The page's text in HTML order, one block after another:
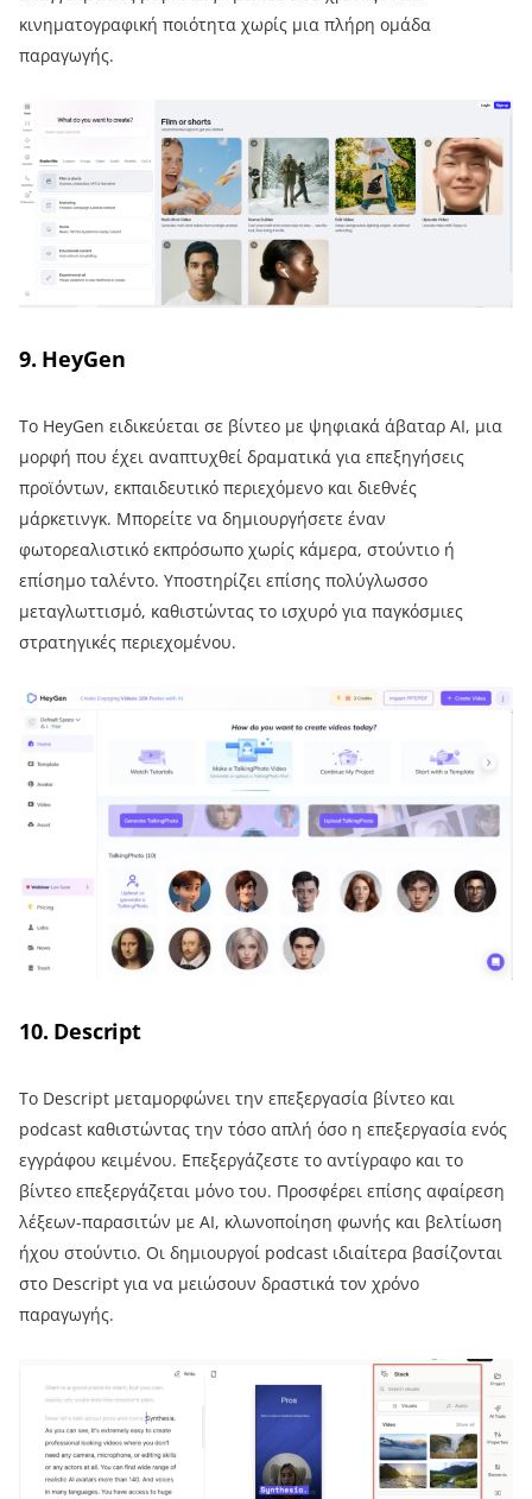
κινηματογραφική ποιότητα χωρίς μια πλήρη ομάδα
παραγωγής.
9. HeyGen
Το HeyGen ειδικεύεται σε βίντεο με ψηφιακά άβαταρ AI, μια
μορφή που έχει αναπτυχθεί δραματικά για επεξηγήσεις
προϊόντων, εκπαιδευτικό περιεχόμενο και διεθνές
μάρκετινγκ. Μπορείτε να δημιουργήσετε έναν
φωτορεαλιστικό εκπρόσωπο χωρίς κάμερα, στούντιο ή
επίσημο ταλέντο. Υποστηρίζει επίσης πολύγλωσσο
μεταγλωττισμό, καθιστώντας το ισχυρό για παγκόσμιες
στρατηγικές περιεχομένου.
10. Descript
Το Descript μεταμορφώνει την επεξεργασία βίντεο και
podcast καθιστώντας την τόσο απλή όσο η επεξεργασία ενός
εγγράφου κειμένου. Επεξεργάζεστε το αντίγραφο και το
βίντεο επεξεργάζεται μόνο του. Προσφέρει επίσης αφαίρεση
λέξεων-παρασιτών με AI, κλωνοποίηση φωνής και βελτίωση
ήχου στούντιο. Οι δημιουργοί podcast ιδιαίτερα βασίζονται
στο Descript για να μειώσουν δραστικά τον χρόνο
παραγωγής.